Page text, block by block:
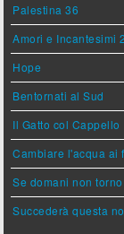
Palestina 36
Amori e Incantesimi 2
Hope
Bentornati al Sud
Il Gatto col Cappello
Cambiare l'acqua ai
Se domani non torno
Succederà questa